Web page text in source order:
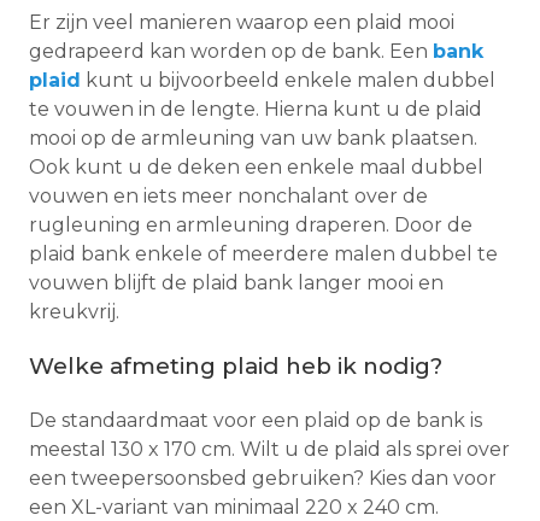
Er zijn veel manieren waarop een plaid mooi
gedrapeerd kan worden op de bank. Een bank
plaid kunt u bijvoorbeeld enkele malen dubbel
te vouwen in de lengte. Hierna kunt u de plaid
mooi op de armleuning van uw bank plaatsen.
Ook kunt u de deken een enkele maal dubbel
vouwen en iets meer nonchalant over de
rugleuning en armleuning draperen. Door de
plaid bank enkele of meerdere malen dubbel te
vouwen blijft de plaid bank langer mooi en
kreukvrij.
Welke afmeting plaid heb ik nodig?
De standaardmaat voor een plaid op de bank is
meestal 130 x 170 cm. Wilt u de plaid als sprei over
een tweepersoonsbed gebruiken? Kies dan voor
een XL-variant van minimaal 220 x 240 cm.